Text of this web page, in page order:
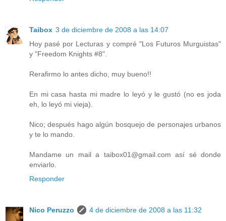
Taibox 3 de diciembre de 2008 a las 14:07
Hoy pasé por Lecturas y compré "Los Futuros Murguistas"
y "Freedom Knights #8".
Rerafirmo lo antes dicho, muy bueno!!
En mi casa hasta mi madre lo leyó y le gustó (no es joda
eh, lo leyó mi vieja).
Nico; después hago algún bosquejo de personajes urbanos
y te lo mando.
Mandame un mail a taibox01@gmail.com así sé donde
enviarlo.
Responder
Nico Peruzzo
4 de diciembre de 2008 a las 11:32